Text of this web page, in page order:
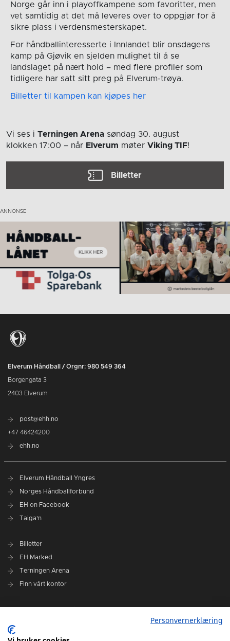
Norge går inn i playoffkampene som favoritter, men
vet samtidig at det må leveres over to oppgjør for å
sikre plass i verdensmesterskapet.
For håndballinteresserte i Innlandet blir onsdagens
kamp på Gjøvik en sjelden mulighet til å se
landslaget på nært hold – med flere profiler som
tidligere har satt sitt preg på Elverum-trøya.
Billetter til kampen kan kjøpes her
Vi ses i Terningen Arena søndag 30. august
klokken 17:00 – når Elverum møter Viking TIF!
Billetter
Elverum Håndball / Orgnr: 980 549 364
Borgengata 3
2403 Elverum
post@ehh.no
+47 46424200
ehh.no
Elverum Håndball Yngres
Norges Håndballforbund
EH on Facebook
Taiga'n
Billetter
EH Marked
Terningen Arena
Finn vårt kontor
Administrasjonen i Elverum Håndball
Personvernerklæring